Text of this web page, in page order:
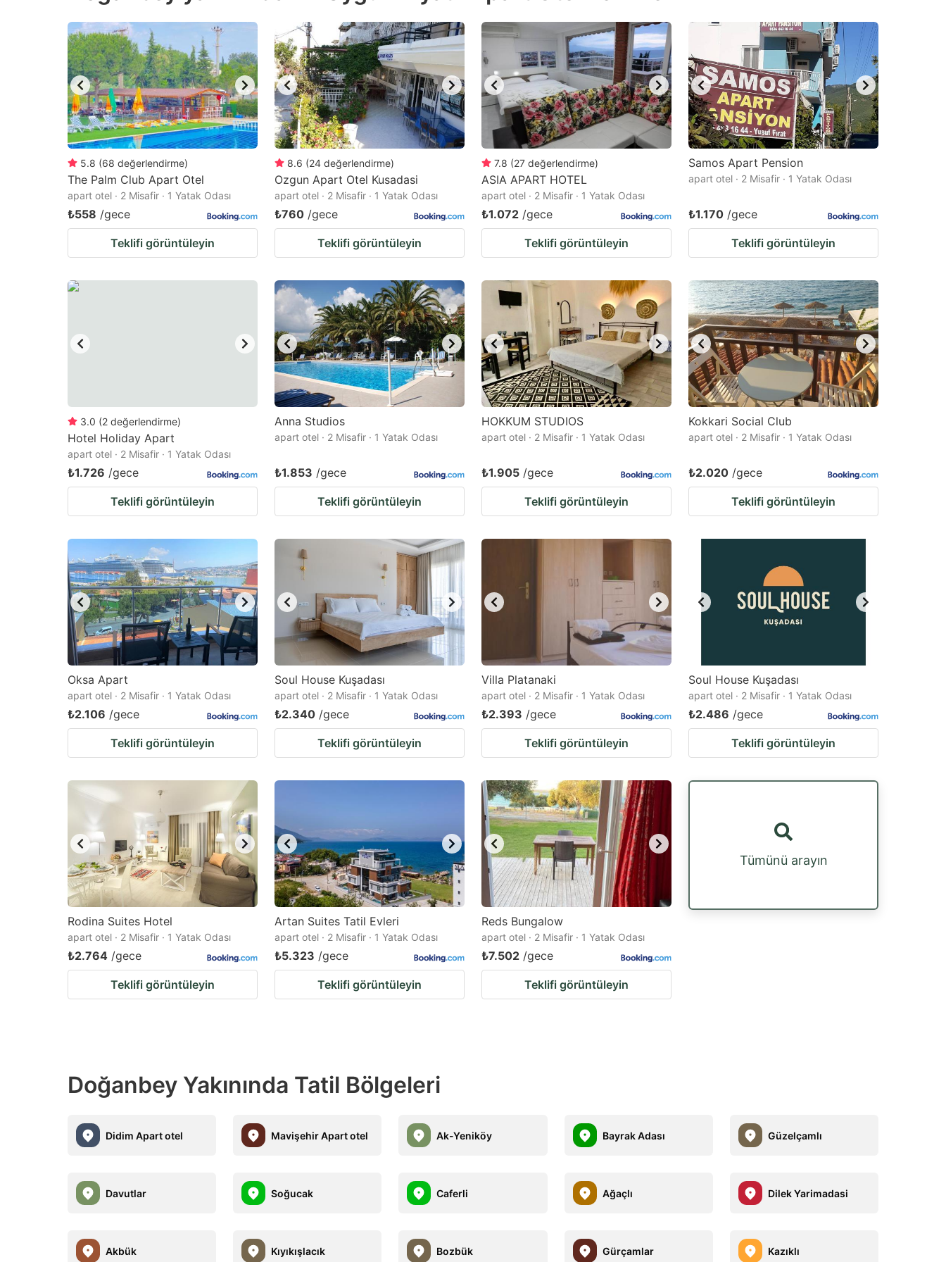
mark
key
to
get
the
keyboard
shortcuts
for
changing
dates.
mark
key
to
get
the
keyboard
shortcuts
for
changing
dates.
5.8 (68 değerlendirme)
The Palm Club Apart Otel
apart otel · 2 Misafir · 1 Yatak Odası
₺558 /gece
Teklifi görüntüleyin
8.6 (24 değerlendirme)
Ozgun Apart Otel Kusadasi
apart otel · 2 Misafir · 1 Yatak Odası
₺760 /gece
Teklifi görüntüleyin
7.8 (27 değerlendirme)
ASIA APART HOTEL
apart otel · 2 Misafir · 1 Yatak Odası
₺1.072 /gece
Teklifi görüntüleyin
Samos Apart Pension
apart otel · 2 Misafir · 1 Yatak Odası
₺1.170 /gece
Teklifi görüntüleyin
3.0 (2 değerlendirme)
Hotel Holiday Apart
apart otel · 2 Misafir · 1 Yatak Odası
₺1.726 /gece
Teklifi görüntüleyin
Anna Studios
apart otel · 2 Misafir · 1 Yatak Odası
₺1.853 /gece
Teklifi görüntüleyin
HOKKUM STUDIOS
apart otel · 2 Misafir · 1 Yatak Odası
₺1.905 /gece
Teklifi görüntüleyin
Kokkari Social Club
apart otel · 2 Misafir · 1 Yatak Odası
₺2.020 /gece
Teklifi görüntüleyin
Oksa Apart
apart otel · 2 Misafir · 1 Yatak Odası
₺2.106 /gece
Teklifi görüntüleyin
Soul House Kuşadası
apart otel · 2 Misafir · 1 Yatak Odası
₺2.340 /gece
Teklifi görüntüleyin
Villa Platanaki
apart otel · 2 Misafir · 1 Yatak Odası
₺2.393 /gece
Teklifi görüntüleyin
Soul House Kuşadası
apart otel · 2 Misafir · 1 Yatak Odası
₺2.486 /gece
Teklifi görüntüleyin
Rodina Suites Hotel
apart otel · 2 Misafir · 1 Yatak Odası
₺2.764 /gece
Teklifi görüntüleyin
Artan Suites Tatil Evleri
apart otel · 2 Misafir · 1 Yatak Odası
₺5.323 /gece
Teklifi görüntüleyin
Reds Bungalow
apart otel · 2 Misafir · 1 Yatak Odası
₺7.502 /gece
Teklifi görüntüleyin
Tümünü arayın
Doğanbey Yakınında Tatil Bölgeleri
Didim Apart otel Mavişehir Apart otel Ak-Yeniköy Bayrak Adası Güzelçamlı
Davutlar Soğucak Caferli Ağaçlı Dilek Yarimadasi
Akbük Kıyıkışlacık Bozbük Gürçamlar Kazıklı